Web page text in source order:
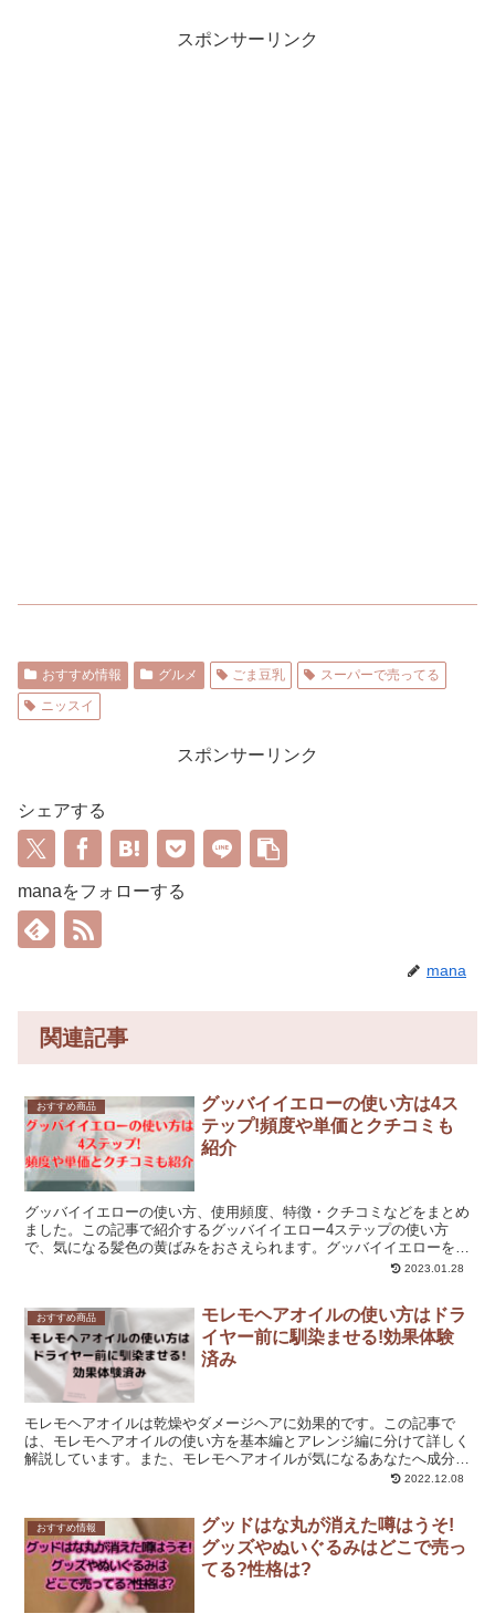
スポンサーリンク
おすすめ情報 グルメ ごま豆乳
スーパーで売ってる
ニッスイ
スポンサーリンク
シェアする
manaをフォローする
mana
関連記事
おすすめ商品
グッバイイエローの使い方は4ス
テップ!頻度や単価とクチコミも
紹介
グッバイイエローの使い方、使用頻度、特徴・クチコミなどをまとめ
ました。この記事で紹介するグッバイイエロー4ステップの使い方
で、気になる髪色の黄ばみをおさえられます。グッバイイエローを使
2023.01.28
おすすめ商品
モレモヘアオイルの使い方はドラ
イヤー前に馴染ませる!効果体験
済み
モレモヘアオイルは乾燥やダメージヘアに効果的です。この記事で
は、モレモヘアオイルの使い方を基本編とアレンジ編に分けて詳しく
解説しています。また、モレモヘアオイルが気になるあなたへ成分や
2022.12.08
おすすめ情報
グッドはな丸が消えた噂はうそ!
グッズやぬいぐるみはどこで売っ
てる?性格は?